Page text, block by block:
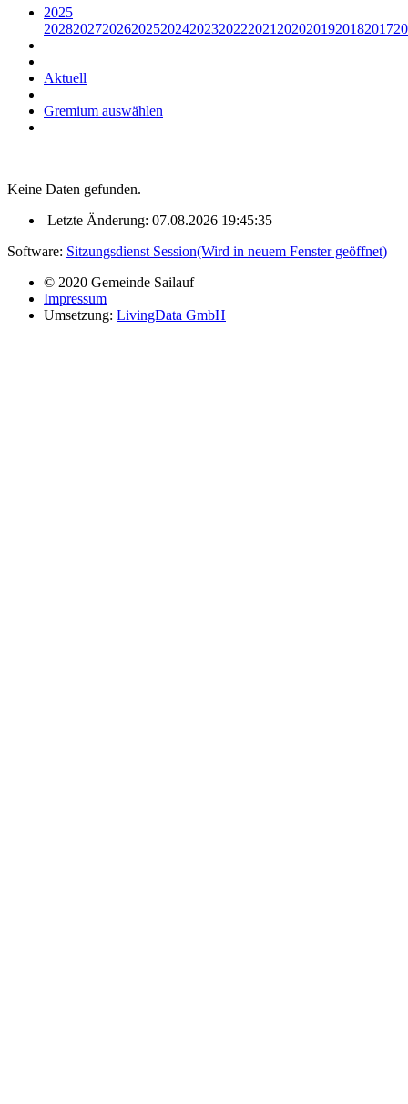
2025
20282027202620252024202320222021 2020201920182017
Aktuell
Gremium auswählen
Keine Daten gefunden.
Letzte Änderung: 07.08.2026 19:45:35
Software: Sitzungsdienst Session(Wird in neuem Fenster geöffnet)
© 2020 Gemeinde Sailauf
Impressum
Umsetzung: LivingData GmbH